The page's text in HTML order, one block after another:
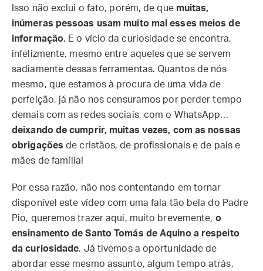
Isso não exclui o fato, porém, de que muitas,
inúmeras pessoas usam muito mal esses meios de
informação. E o vício da curiosidade se encontra,
infelizmente, mesmo entre aqueles que se servem
sadiamente dessas ferramentas. Quantos de nós
mesmo, que estamos à procura de uma vida de
perfeição, já não nos censuramos por perder tempo
demais com as redes sociais, com o WhatsApp…
deixando de cumprir, muitas vezes, com as nossas
obrigações de cristãos, de profissionais e de pais e
mães de família!
Por essa razão, não nos contentando em tornar
disponível este vídeo com uma fala tão bela do Padre
Pio, queremos trazer aqui, muito brevemente, o
ensinamento de Santo Tomás de Aquino a respeito
da curiosidade. Já tivemos a oportunidade de
abordar esse mesmo assunto, algum tempo atrás,